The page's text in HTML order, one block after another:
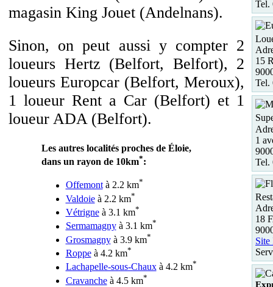
magasin King Jouet (Andelnans).
Sinon, on peut aussi y compter 2
loueurs Hertz (Belfort, Belfort), 2
loueurs Europcar (Belfort, Meroux),
1 loueur Rent a Car (Belfort) et 1
loueur ADA (Belfort).
Les autres localités proches de Éloie,
dans un rayon de 10km*:
Offemontà 2.2 km*
Valdoieà 2.2 km*
Vétrigneà 3.1 km*
Sermamagnyà 3.1 km*
Grosmagnyà 3.9 km*
Roppeà 4.2 km*
Lachapelle-sous-Chauxà 4.2 km*
Cravancheà 4.5 km*
Tel.
15
Tel.
1
Tel.
18
Site